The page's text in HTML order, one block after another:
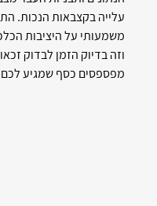
עלייה בקצבאות הנכות.
משמעותי על היציבות
וזה בדיוק הזמן לבדוק
מפספסים כסף שמגיע